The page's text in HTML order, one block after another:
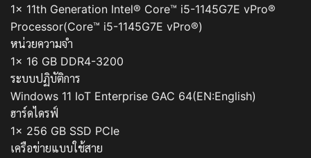
1x 11th Generation Intel® Core™ i5-1145G7E vPro®
Processor(Core™ i5-1145G7E vPro®)
หน่วยความจำ
1x 16 GB DDR4-3200
ระบบปฏิบัติการ
Windows 11 IoT Enterprise GAC 64(EN:English)
ฮาร์ดไดรฟ์
1x 256 GB SSD PCIe
เครือข่ายแบบใช้สาย